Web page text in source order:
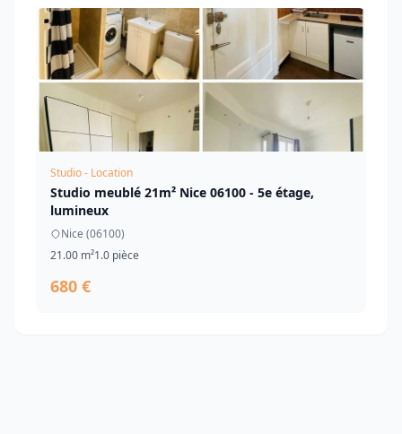
Studio - Location
Studio meublé 21m² Nice 06100 - 5e étage,
lumineux
Nice (06100)
21.00 m²1.0 pièce
680 €